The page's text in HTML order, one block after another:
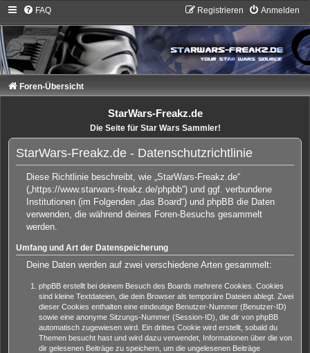
FAQ Anmelden
Registrieren
Foren-Übersicht
StarWars-Freakz.de
Die Seite für Star Wars Sammler!
StarWars-Freakz.de - Datenschutzrichtlinie
Diese Richtlinie beschreibt, wie „StarWars-Freakz.de“
(„https://www.starwars-freakz.de/phpbb“) und ggf. verbundene
Institutionen (im Folgenden „das Board“) und phpBB die Daten
verwenden, die während deines Foren-Besuchs gesammelt
werden.
Umfang und Art der Datenspeicherung
Deine Daten werden auf zwei verschiedene Arten gesammelt:
phpBB erstellt bei deinem Besuch des Boards mehrere Cookies. Cookies
sind kleine Textdateien, die dein Browser als temporäre Dateien ablegt. Zwei
dieser Cookies enthalten eine eindeutige Benutzer-Nummer (Benutzer-ID)
sowie eine anonyme Sitzungs-Nummer (Session-ID), die dir von phpBB
automatisch zugewiesen wird. Ein drittes Cookie wird erstellt, sobald du
Themen besucht hast und wird dazu verwendet, Informationen über die von
dir gelesenen Beiträge zu speichern, um die ungelesenen Beiträge